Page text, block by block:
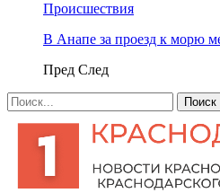
Происшествия
В Анапе за проезд к морю
Пред След